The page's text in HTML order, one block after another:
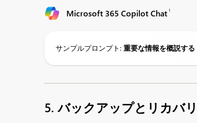
Microsoft 365 Copilot Chat 1
サンプルプロンプト: 重要な情報を概説する
5. バックアップとリカバリ